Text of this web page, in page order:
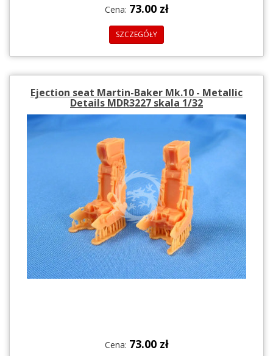
Cena: 73.00 zł
SZCZEGÓŁY
Ejection seat Martin-Baker Mk.10 - Metallic
Details MDR3227 skala 1/32
Cena: 73.00 zł